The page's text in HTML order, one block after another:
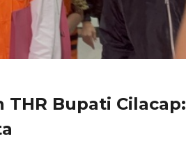
Bupati Cilacap: